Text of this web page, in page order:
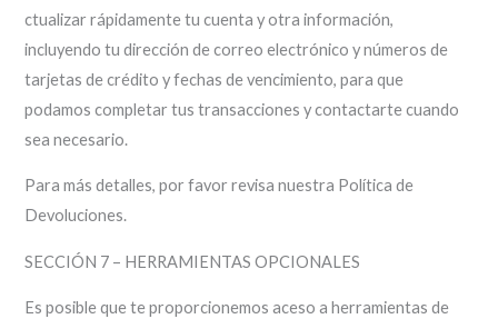
ctualizar rápidamente tu cuenta y otra información,
incluyendo tu dirección de correo electrónico y números de
tarjetas de crédito y fechas de vencimiento, para que
podamos completar tus transacciones y contactarte cuando
sea necesario.
Para más detalles, por favor revisa nuestra Política de
Devoluciones.
SECCIÓN 7 – HERRAMIENTAS OPCIONALES
Es posible que te proporcionemos aceso a herramientas de